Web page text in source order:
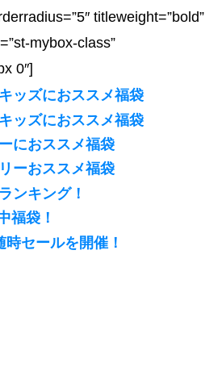
titleweight=”bold”
mybox-class”
0″]
ッズにおススメ福袋
ッズにおススメ福袋
におススメ福袋
ーおススメ福袋
ンキング！
福袋！
セールを開催！